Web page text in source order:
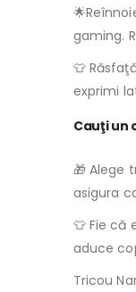
gaming.
👕
exprimi
Cauţi un
🎁 Alege
asigura
👕 Fie că
aduce
Tricou